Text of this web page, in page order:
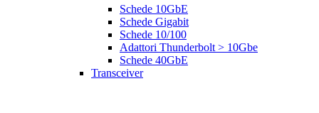
Schede 10GbE
Schede Gigabit
Schede 10/100
Adattori Thunderbolt > 10Gbe
Schede 40GbE
Transceiver